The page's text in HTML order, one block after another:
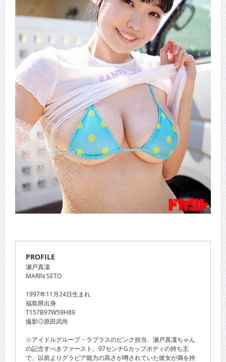
PROFILE
瀬戸真凜
MARIN SETO
1997年11月24日生まれ
福島県出身
T157B97W59H89
撮影◎原田武尚
☆アイドルグループ・ラプラスのピンク担当、瀬戸真凜ちゃん
の記念すべきファースト。97センチGカップボディの持ち主
で、以前よりグラビア能力の高さが噂されていた彼女が満を持